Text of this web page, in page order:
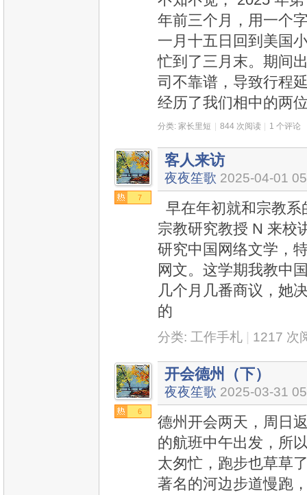
年前三个月，用一个
一月十五日回到美国
忙到了三月末。期间
司不靠谱，导致行程
经历了我们相中的两
分类: 家长里短 844 次阅读 1 个评论
7
客人来访
夜夜笙歌 2025-04-01
早在年初就和宗教
宗教研究教授 N 来校
研究中国网络文学，
网文。这学期我教中
几个月几番商议，她
的
分类: 工作手札 1217 次
6
开会德州（下）
夜夜笙歌 2025-03-31
德州开会两天，周日
的航班中午出发，所
太匆忙，跑步也草草
著名的河边步道慢跑